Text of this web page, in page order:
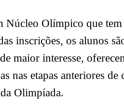
Núcleo Olímpico que
inscrições, os alunos
maior interesse,
nas etapas anteriores
Olimpíada.